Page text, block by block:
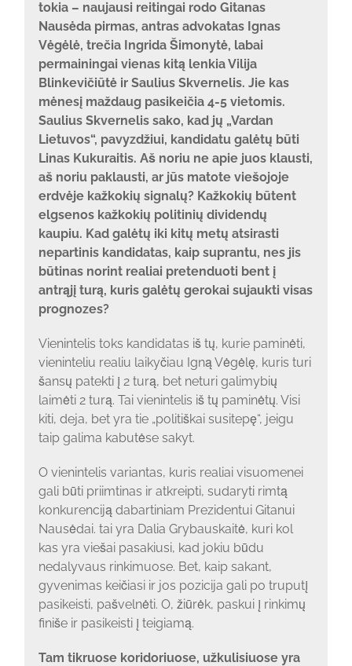
tokia – naujausi reitingai rodo Gitanas
Nausėda pirmas, antras advokatas Ignas
Vėgėlė, trečia Ingrida Šimonytė, labai
permainingai vienas kitą lenkia Vilija
Blinkevičiūtė ir Saulius Skvernelis. Jie kas
mėnesį maždaug pasikeičia 4-5 vietomis.
Saulius Skvernelis sako, kad jų „Vardan
Lietuvos“, pavyzdžiui, kandidatu galėtų būti
Linas Kukuraitis. Aš noriu ne apie juos klausti,
aš noriu paklausti, ar jūs matote viešojoje
erdvėje kažkokių signalų? Kažkokių būtent
elgsenos kažkokių politinių dividendų
kaupiu. Kad galėtų iki kitų metų atsirasti
nepartinis kandidatas, kaip suprantu, nes jis
būtinas norint realiai pretenduoti bent į
antrąjį turą, kuris galėtų gerokai sujaukti visas
prognozes?
Vienintelis toks kandidatas iš tų, kurie paminėti,
vieninteliu realiu laikyčiau Igną Vėgėlę, kuris turi
šansų patekti į 2 turą, bet neturi galimybių
laimėti 2 turą. Tai vienintelis iš tų paminėtų. Visi
kiti, deja, bet yra tie „politiškai susitepę“, jeigu
taip galima kabutėse sakyt.
O vienintelis variantas, kuris realiai visuomenei
gali būti priimtinas ir atkreipti, sudaryti rimtą
konkurenciją dabartiniam Prezidentui Gitanui
Nausėdai. tai yra Dalia Grybauskaitė, kuri kol
kas yra viešai pasakiusi, kad jokiu būdu
nedalyvaus rinkimuose. Bet, kaip sakant,
gyvenimas keičiasi ir jos pozicija gali po truputį
pasikeisti, pašvelnėti. O, žiūrėk, paskui į rinkimų
finiše ir pasikeisti į teigiamą.
Tam tikruose koridoriuose, užkulisiuose yra